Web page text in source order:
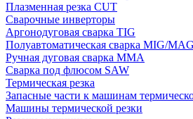
Плазменная резка CUT
Сварочные инверторы
Аргонодуговая сварка TIG
Полуавтоматическая сварка MIG/MAG
Ручная дуговая сварка MMA
Сварка под флюсом SAW
Термическая резка
Запасные части к машинам
Машины термической резки